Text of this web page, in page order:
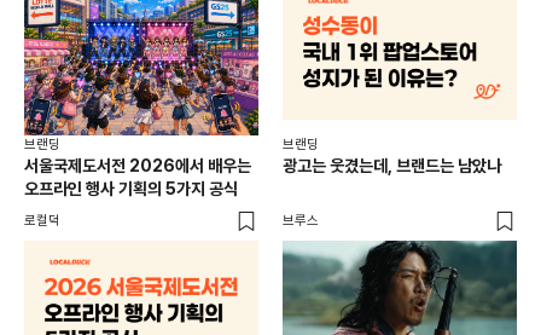
브랜딩
서울국제도서전 2026에서 배우는
오프라인 행사 기획의 5가지 공식
로컬덕
브랜딩
광고는 웃겼는데, 브랜드는 남았나
브루스